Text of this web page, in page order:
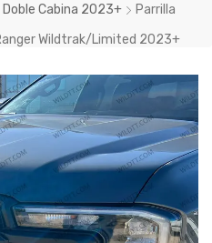
Cabina 2023+
Parrilla
Wildtrak/Limited 2023+